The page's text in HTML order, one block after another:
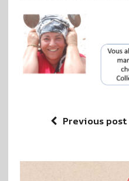
Previous post